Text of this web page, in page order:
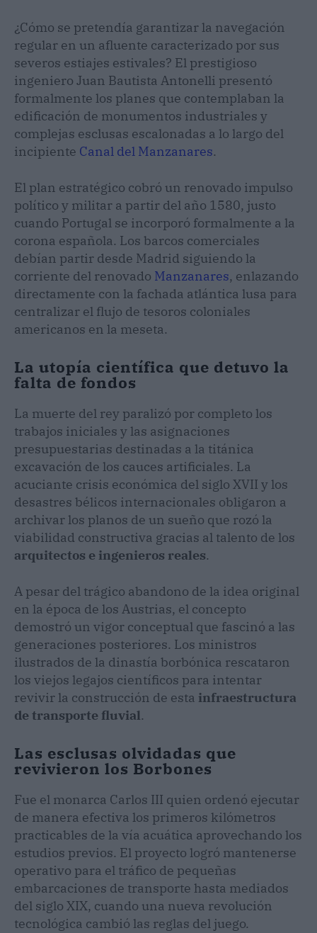
¿Cómo se pretendía garantizar la navegación
regular en un afluente caracterizado por sus
severos estiajes estivales? El prestigioso
ingeniero Juan Bautista Antonelli presentó
formalmente los planes que contemplaban la
edificación de monumentos industriales y
complejas esclusas escalonadas a lo largo del
incipiente Canal del Manzanares.
El plan estratégico cobró un renovado impulso
político y militar a partir del año 1580, justo
cuando Portugal se incorporó formalmente a la
corona española. Los barcos comerciales
debían partir desde Madrid siguiendo la
corriente del renovado Manzanares, enlazando
directamente con la fachada atlántica lusa para
centralizar el flujo de tesoros coloniales
americanos en la meseta.
La utopía científica que detuvo la
falta de fondos
La muerte del rey paralizó por completo los
trabajos iniciales y las asignaciones
presupuestarias destinadas a la titánica
excavación de los cauces artificiales. La
acuciante crisis económica del siglo XVII y los
desastres bélicos internacionales obligaron a
archivar los planos de un sueño que rozó la
viabilidad constructiva gracias al talento de los
arquitectos e ingenieros reales.
A pesar del trágico abandono de la idea original
en la época de los Austrias, el concepto
demostró un vigor conceptual que fascinó a las
generaciones posteriores. Los ministros
ilustrados de la dinastía borbónica rescataron
los viejos legajos científicos para intentar
revivir la construcción de esta infraestructura
de transporte fluvial.
Las esclusas olvidadas que
revivieron los Borbones
Fue el monarca Carlos III quien ordenó ejecutar
de manera efectiva los primeros kilómetros
practicables de la vía acuática aprovechando los
estudios previos. El proyecto logró mantenerse
operativo para el tráfico de pequeñas
embarcaciones de transporte hasta mediados
del siglo XIX, cuando una nueva revolución
tecnológica cambió las reglas del juego.